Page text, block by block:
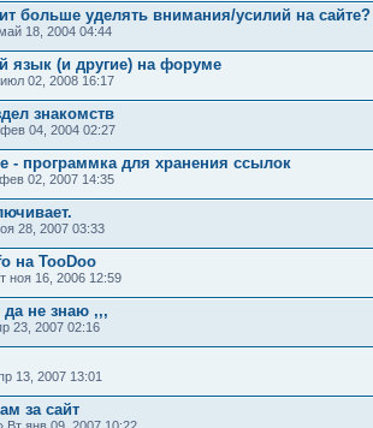
больше уделять внимания/усилий на сайте?
18, 2004 04:44
язык (и другие) на форуме
02, 2008 16:17
знакомств
04, 2004 02:27
- программка для хранения ссылок
02, 2007 14:35
28, 2007 03:33
на TooDoo
ноя 16, 2006 12:59
да не знаю ,,,
23, 2007 02:16
13, 2007 13:01
за сайт
Вт янв 09, 2007 10:22